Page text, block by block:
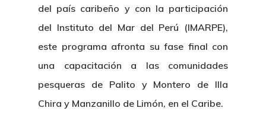
del país caribeño y con la participación
del Instituto del Mar del Perú (IMARPE),
este programa afronta su fase final con
una capacitación a las comunidades
pesqueras de Palito y Montero de Illa
Chira y Manzanillo de Limón, en el Caribe.